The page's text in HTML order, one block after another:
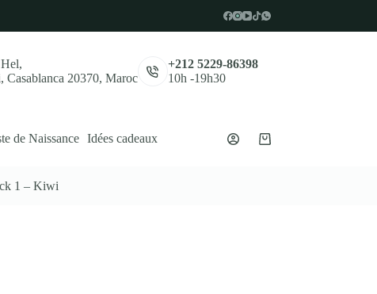
Casablanca 20370, Maroc
+212 5229-86398
10h -19h30
de Naissance Idées cadeaux
Panier
1 – Kiwi